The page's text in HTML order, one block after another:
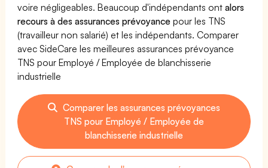
voire négligeables. Beaucoup d'indépendants ontalors
recours à des assurances prévoyance pour les TNS
(travailleur non salarié) et les indépendants. Comparer
avec SideCare les meilleures assurances prévoyance
TNS pour Employé / Employée de blanchisserie
industrielle
Comparer les assurances prévoyances
TNS pour Employé / Employée de
blanchisserie industrielle